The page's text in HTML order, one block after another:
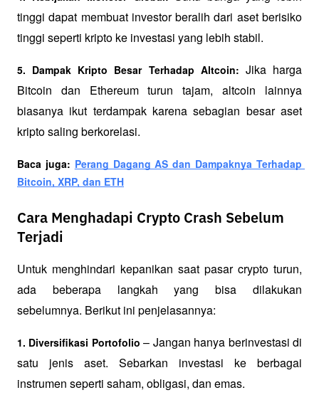
tinggi dapat membuat investor beralih dari aset berisiko
tinggi seperti kripto ke investasi yang lebih stabil.
5. Dampak Kripto Besar Terhadap Altcoin: Jika harga
Bitcoin dan Ethereum turun tajam, altcoin lainnya
biasanya ikut terdampak karena sebagian besar aset
kripto saling berkorelasi.
Baca juga: Perang Dagang AS dan Dampaknya Terhadap
Bitcoin, XRP, dan ETH
Cara Menghadapi Crypto Crash Sebelum
Terjadi
Untuk menghindari kepanikan saat pasar crypto turun,
ada beberapa langkah yang bisa dilakukan
sebelumnya. Berikut ini penjelasannya:
1. Diversifikasi Portofolio – Jangan hanya berinvestasi di
satu jenis aset. Sebarkan investasi ke berbagai
instrumen seperti saham, obligasi, dan emas.